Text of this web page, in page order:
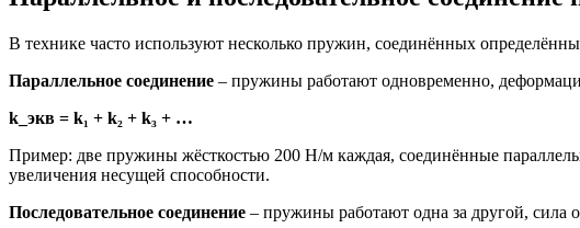
В технике часто используют несколько пружин, соединённых
Параллельное соединение – пружины работают одновременно,
k_экв = k₁ + k₂ + k₃ + …
Пример: две пружины жёсткостью 200 Н/м каждая, соединённые
увеличения несущей способности.
Последовательное соединение – пружины работают одна за другой, сила